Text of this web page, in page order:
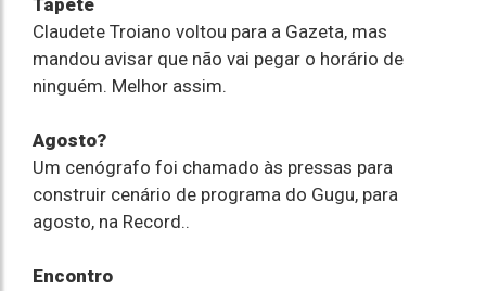
Tapete
Claudete Troiano voltou para a Gazeta, mas
mandou avisar que não vai pegar o horário de
ninguém. Melhor assim.
Agosto?
Um cenógrafo foi chamado às pressas para
construir cenário de programa do Gugu, para
agosto, na Record..
Encontro